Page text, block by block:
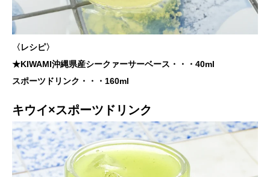
〈レシピ〉
★KIWAMI沖縄県産シークァーサーベース・・・40ml
スポーツドリンク・・・160ml
キウイ×スポーツドリンク